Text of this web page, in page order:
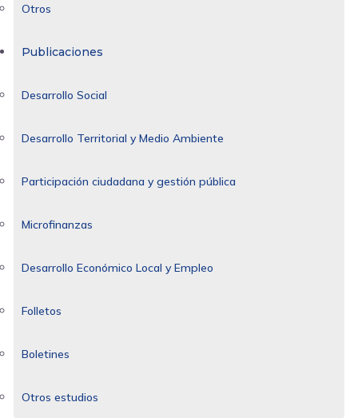
Otros
Publicaciones
Desarrollo Social
Desarrollo Territorial y Medio Ambiente
Participación ciudadana y gestión pública
Microfinanzas
Desarrollo Económico Local y Empleo
Folletos
Boletines
Otros estudios